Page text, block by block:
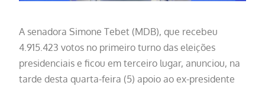
A senadora Simone Tebet (MDB), que recebeu
4.915.423 votos no primeiro turno das eleições
presidenciais e ficou em terceiro lugar, anunciou, na
tarde desta quarta-feira (5) apoio ao ex-presidente